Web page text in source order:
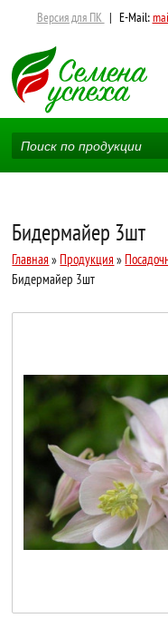
Версия для ПК | E-Mail:
Бидермайер 3шт
Главная » Продукция »
Бидермайер 3шт